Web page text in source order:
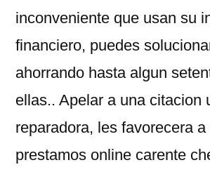
inconveniente que usan su
financiero, puedes
ahorrando hasta algun
ellas.. Apelar a una citacion
reparadora, les favorecera
prestamos online carente